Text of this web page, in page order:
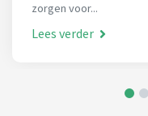
zorgen voor...
Lees verder